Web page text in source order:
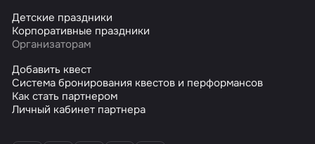
Детские праздники
Корпоративные праздники
Организаторам
Добавить квест
Система бронирования квестов и перформансов
Как стать партнером
Личный кабинет партнера